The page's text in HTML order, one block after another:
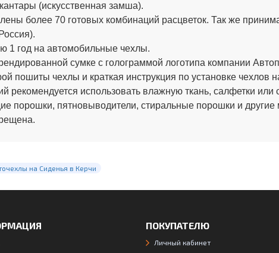
(искусственная замша).
более 70 готовых комбинаций расцветок. Так же
1 год на автомобильные чехлы.
сумке с голограммой логотипа компании
пошиты чехлы и краткая инструкция по установке чехлов
рекомендуется использовать влажную ткань, салфетки или
порошки, пятновыводители, стиральные порошки и
на Сиденья в Керчи
ПОКУПАТЕЛЮ
Личный кабинет